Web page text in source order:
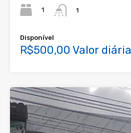
1
1
Disponível
R$500,00 Valor diária